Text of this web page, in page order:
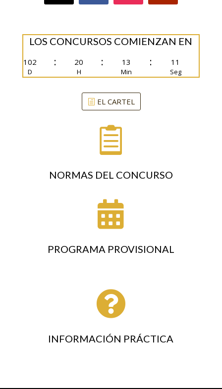
LOS CONCURSOS COMIENZAN EN
102
D
: 20
H
: 13
Min
: 10
Seg
EL CARTEL

NORMAS DEL CONCURSO

PROGRAMA PROVISIONAL

INFORMACIÓN PRÁCTICA